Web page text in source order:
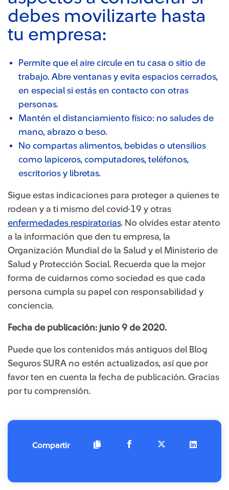
debes movilizarte hasta
tu empresa:
Permite que el aire circule en tu casa o sitio de
trabajo. Abre ventanas y evita espacios cerrados,
en especial si estás en contacto con otras
personas.
Mantén el distanciamiento físico: no saludes de
mano, abrazo o beso.
No compartas alimentos, bebidas o utensilios
como lapiceros, computadores, teléfonos,
escritorios y libretas.
Sigue estas indicaciones para proteger a quienes te
rodean y a ti mismo del covid-19 y otras
enfermedades respiratorias.​​ No olvides estar atento
a la información que den tu empresa, la
Organización Mundial de la Salud y el Ministerio de
Salud y Protección Social. Recuerda que la mejor
forma de cuidarnos como sociedad es que cada
persona cumpla su papel con responsabilidad y
conciencia.
Fecha de publicación: junio 9 de 2020.
Puede que los contenidos más antiguos del Blog
Seguros SURA no estén actualizados, así que por
favor ten en cuenta la fecha de publicación. Gracias
por tu comprensión.​
Compartir